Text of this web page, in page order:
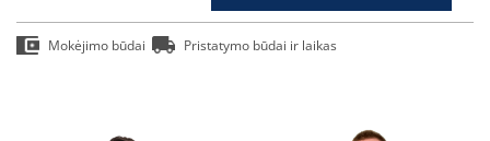
Mokėjimo būdai Pristatymo būdai ir laikas